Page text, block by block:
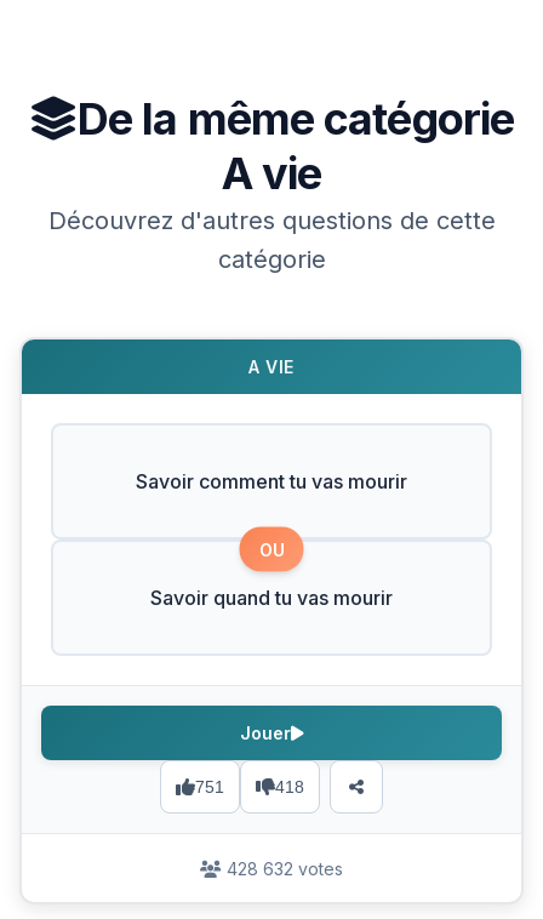
De la même catégorie
A vie
Découvrez d'autres questions de cette
catégorie
A VIE
Savoir comment tu vas mourir
OU
Savoir quand tu vas mourir
751 418
Jouer
428 632 votes